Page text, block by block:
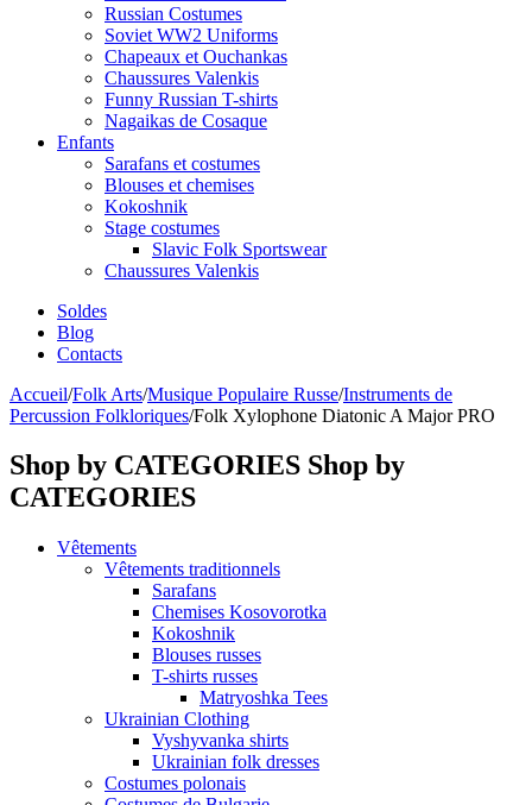
Russian Costumes
Soviet WW2 Uniforms
Chapeaux et Ouchankas
Chaussures Valenkis
Funny Russian T-shirts
Nagaikas de Cosaque
Enfants
Sarafans et costumes
Blouses et chemises
Kokoshnik
Stage costumes
Slavic Folk Sportswear
Chaussures Valenkis
Soldes
Blog
Contacts
Accueil/Folk Arts/Musique Populaire Russe/Instruments de
Percussion Folkloriques/Folk Xylophone Diatonic A Major PRO
Shop by CATEGORIES Shop by
CATEGORIES
Vêtements
Vêtements traditionnels
Sarafans
Chemises Kosovorotka
Kokoshnik
Blouses russes
T-shirts russes
Matryoshka Tees
Ukrainian Clothing
Vyshyvanka shirts
Ukrainian folk dresses
Costumes polonais